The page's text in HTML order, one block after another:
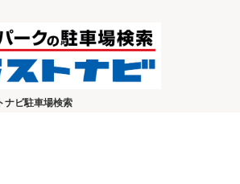
ナビ駐車場検索